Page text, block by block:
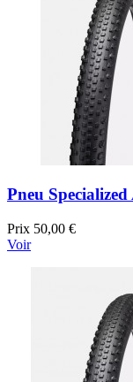
Pneu
Prix 50,00 €
Voir